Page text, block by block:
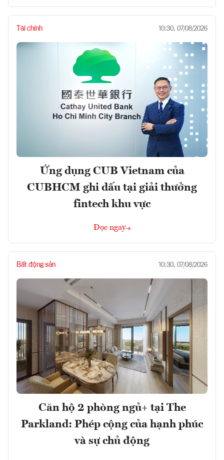
Tài chính 10:30, 07/08/2026
Ứng dụng CUB Vietnam của
CUBHCM ghi dấu tại giải thưởng
fintech khu vực
Đọc ngay
Bất động sản 10:30, 07/08/2026
Căn hộ 2 phòng ngủ+ tại The
Parkland: Phép cộng của hạnh phúc
và sự chủ động